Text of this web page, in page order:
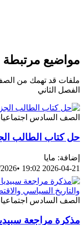
مواضيع مرتبطة
ملفات قد تهمك من
الفصل الثاني
الصف السادس
حل كتاب الطالب
إضافة: مايا
2026-04-21 19:02
•
الصف السادس